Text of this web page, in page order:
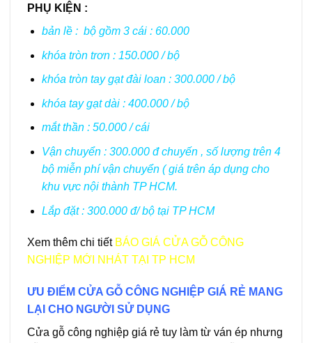
PHỤ KIỆN :
bản lề : bộ gồm 3 cái : 60.000
khóa tròn trơn : 150.000 / bộ
khóa tròn tay gạt đài loan : 300.000 / bộ
khóa tay gạt dài : 400.000 / bộ
mắt thần : 50.000 / cái
Vận chuyển : 300.000 đ chuyến , số lượng trên 4
bộ miễn phí vận chuyển ( giá trên áp dụng cho
khu vực nội thành TP HCM.
Lắp đặt : 300.000 đ/ bộ tại TP HCM
Xem thêm chi tiết BÁO GIÁ CỬA GỖ CÔNG
NGHIỆP MỚI NHÁT TẠI TP HCM
ƯU ĐIỂM CỬA GỖ CÔNG NGHIỆP GIÁ RẺ MANG
LẠI CHO NGƯỜI SỬ DỤNG
Cửa gỗ công nghiệp giá rẻ tuy làm từ ván ép nhưng